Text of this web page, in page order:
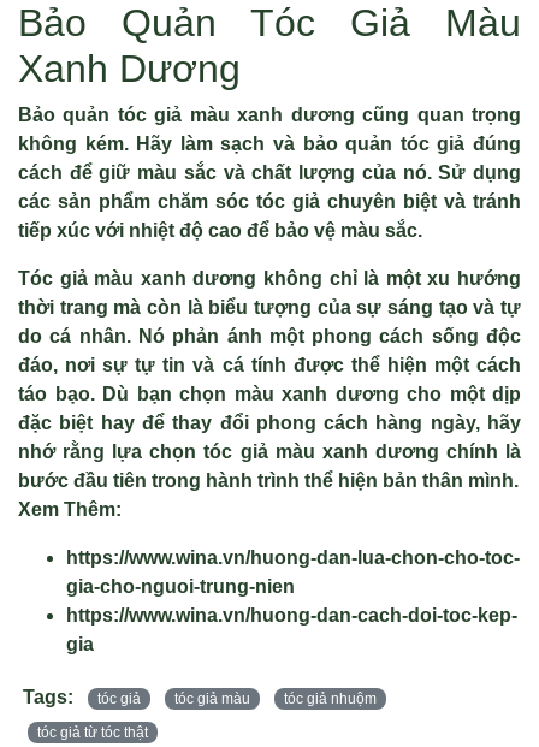
Bảo Quản Tóc Giả Màu
Xanh Dương
Bảo quản tóc giả màu xanh dương cũng quan trọng
không kém. Hãy làm sạch và bảo quản tóc giả đúng
cách để giữ màu sắc và chất lượng của nó. Sử dụng
các sản phẩm chăm sóc tóc giả chuyên biệt và tránh
tiếp xúc với nhiệt độ cao để bảo vệ màu sắc.
Tóc giả màu xanh dương không chỉ là một xu hướng
thời trang mà còn là biểu tượng của sự sáng tạo và tự
do cá nhân. Nó phản ánh một phong cách sống độc
đáo, nơi sự tự tin và cá tính được thể hiện một cách
táo bạo. Dù bạn chọn màu xanh dương cho một dịp
đặc biệt hay để thay đổi phong cách hàng ngày, hãy
nhớ rằng lựa chọn tóc giả màu xanh dương chính là
bước đầu tiên trong hành trình thể hiện bản thân mình.
Xem Thêm:
https://www.wina.vn/huong-dan-lua-chon-cho-toc-
gia-cho-nguoi-trung-nien
https://www.wina.vn/huong-dan-cach-doi-toc-kep-
gia
Tags: tóc giả tóc giả màu
tóc giả nhuộm
tóc giả từ tóc thật